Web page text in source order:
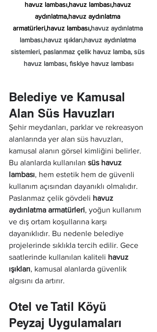
havuz lambası,havuz lambası,havuz
aydınlatma,havuz aydınlatma
armatürleri,havuz lambası,havuz aydınlatma
lambası,havuz ışıkları,havuz aydınlatma
sistemleri, paslanmaz çelik havuz lamba, süs
havuz lambası, fıskiye havuz lambası
Belediye ve Kamusal
Alan Süs Havuzları
Şehir meydanları, parklar ve rekreasyon
alanlarında yer alan süs havuzları,
kamusal alanın görsel kimliğini belirler.
Bu alanlarda kullanılan süs havuz
lambası, hem estetik hem de güvenli
kullanım açısından dayanıklı olmalıdır.
Paslanmaz çelik gövdeli havuz
aydınlatma armatürleri, yoğun kullanım
ve dış ortam koşullarına karşı
dayanıklıdır. Bu nedenle belediye
projelerinde sıklıkla tercih edilir. Gece
saatlerinde kullanılan kaliteli havuz
ışıkları, kamusal alanlarda güvenlik
algısını da artırır.
Otel ve Tatil Köyü
Peyzaj Uygulamaları